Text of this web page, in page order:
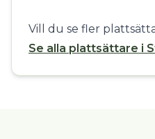
Vill du se fler
Se alla plattsättare i